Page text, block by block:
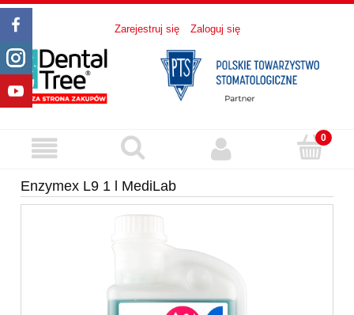
Zarejestruj się Zaloguj się
Enzymex L9 1 l MediLab